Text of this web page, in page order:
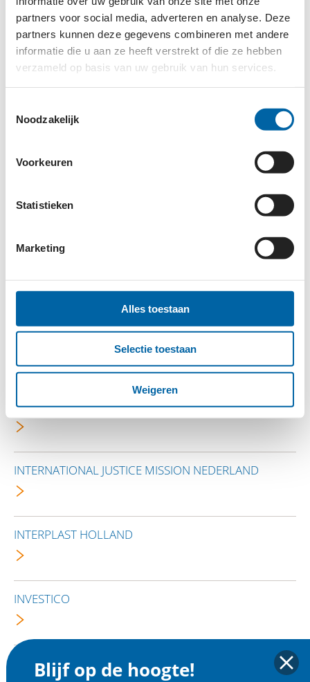
partners voor social media, adverteren en analyse. Deze
partners kunnen deze gegevens combineren met andere
informatie die u aan ze heeft verstrekt of die ze hebben
verzameld op basis van uw gebruik van hun services.
Noodzakelijk
Voorkeuren
Statistieken
Marketing
Alles toestaan
Selectie toestaan
Weigeren
IBO-NEDERLAND
ICCO COOPERATION
IMPACT DIRECT
INTERNATIONAL CAMPAIGN FOR TIBET
INTERNATIONAL CHINA CONCERN
INTERNATIONAL JUSTICE MISSION NEDERLAND
INTERPLAST HOLLAND
INVESTICO
ISAI MA(I)YAM
Blijf op de hoogte!